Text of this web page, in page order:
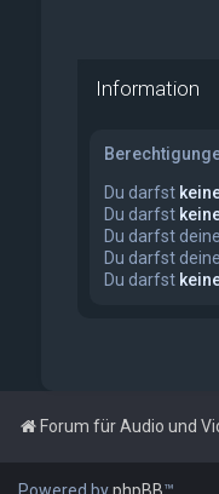
Information
Du darfst
Du darfst
Du darfst
Du darfst
Du darfst
Forum für Audio und